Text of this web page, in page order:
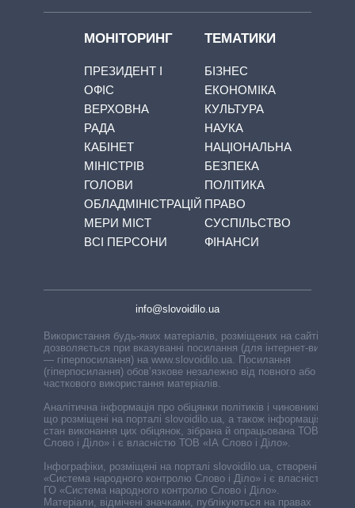
МОНІТОРИНГ
ПРЕЗИДЕНТ І
ОФІС
ВЕРХОВНА
РАДА
КАБІНЕТ
МІНІСТРІВ
ГОЛОВИ
ОБЛАДМІНІСТРАЦІЙ
МЕРИ МІСТ
ВСІ ПЕРСОНИ
ТЕМАТИКИ
БІЗНЕС
ЕКОНОМІКА
КУЛЬТУРА
НАУКА
НАЦІОНАЛЬНА
БЕЗПЕКА
ПОЛІТИКА
ПРАВО
СУСПІЛЬСТВО
ФІНАНСИ
info@slovoidilo.ua
Використання будь-яких матеріалів, розміщених на сайті,
дозволяється при вказуванні посилання (для інтернет-видань
— гіперпосилання) на www.slovoidilo.ua. Посилання
(гіперпосилання) обов’язкове незалежно від повного або
часткового використання матеріалів.
Аналітична інформація про обіцянки політиків і чиновників,
що розміщені на порталі slovoidilo.ua, а також інформація про
стан виконання цих обіцянок, зібрана й опрацьована ТОВ «ІА
Слово і Діло» і є власністю ТОВ «ІА Слово і Діло».
Інфографіки, розміщені на порталі slovoidilo.ua, створені ГО
«Система народного контролю Слово і Діло» і є власністю
ГО «Система народного контролю Слово і Діло».
Матеріали, відмічені значками, публікуються на правах